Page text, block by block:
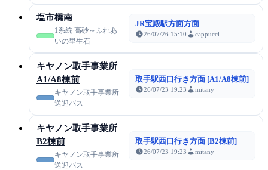
塩市橋南
1系統 高砂～ふれあ
いの里生石
JR宝殿駅方面方面
26/07/26 15:10 cappucci
キヤノン取手事業所
A1/A8棟前
キヤノン取手事業所
送迎バス
取手駅西口行き方面 [A1/A8棟前]
26/07/23 19:23 mitany
キヤノン取手事業所
B2棟前
キヤノン取手事業所
送迎バス
取手駅西口行き方面 [B2棟前]
26/07/23 19:23 mitany